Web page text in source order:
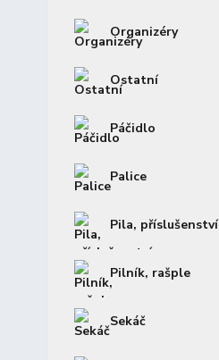
Organizéry
Ostatní
Páčidlo
Palice
Pila, příslušenství
Pilník, rašple
Sekáč